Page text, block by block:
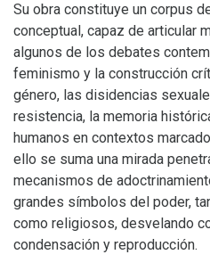
Su obra constituye un corpus
conceptual, capaz de articular
algunos de los debates
feminismo y la construcción
género, las disidencias
resistencia, la memoria
humanos en contextos
ello se suma una mirada
mecanismos de
grandes símbolos del poder,
como religiosos, desvelando
condensación y reproducción.